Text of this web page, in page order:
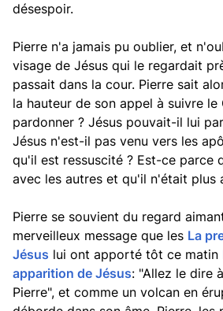
désespoir.
Pierre n'a jamais pu oublier, et
visage de Jésus qui le regardait
passait dans la cour. Pierre sait
la hauteur de son appel à suivre
pardonner ? Jésus pouvait-il lui
Jésus n'est-il pas venu vers les
qu'il est ressuscité ? Est-ce parce
avec les autres et qu'il n'était plus
Pierre se souvient du regard
merveilleux message que les La
Jésus lui ont apporté tôt ce matin
apparition de Jésus: "Allez le dire
Pierre", et comme un volcan en